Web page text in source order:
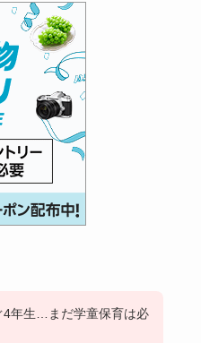
4年生…まだ学童保育は必